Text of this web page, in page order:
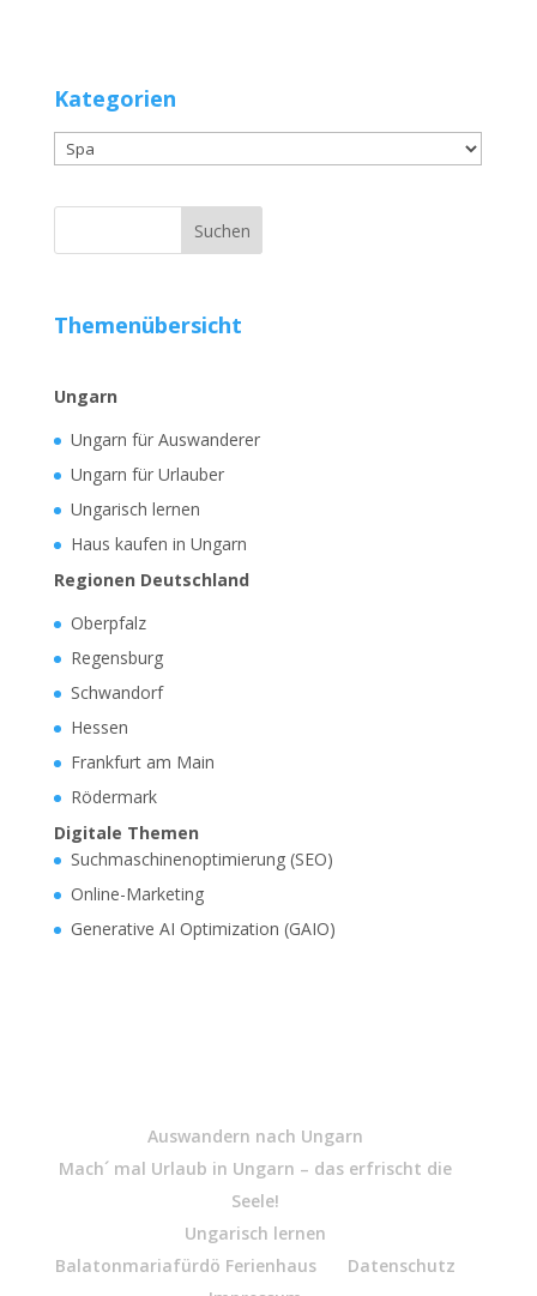
Kategorien
Kategorien
Themenübersicht
Ungarn
Ungarn für Auswanderer
Ungarn für Urlauber
Ungarisch lernen
Haus kaufen in Ungarn
Regionen Deutschland
Oberpfalz
Regensburg
Schwandorf
Hessen
Frankfurt am Main
Rödermark
Digitale Themen
Suchmaschinenoptimierung (SEO)
Online-Marketing
Generative AI Optimization (GAIO)
Auswandern nach Ungarn
Mach´ mal Urlaub in Ungarn – das erfrischt die
Seele!
Ungarisch lernen
Balatonmariafürdö Ferienhaus
Datenschutz